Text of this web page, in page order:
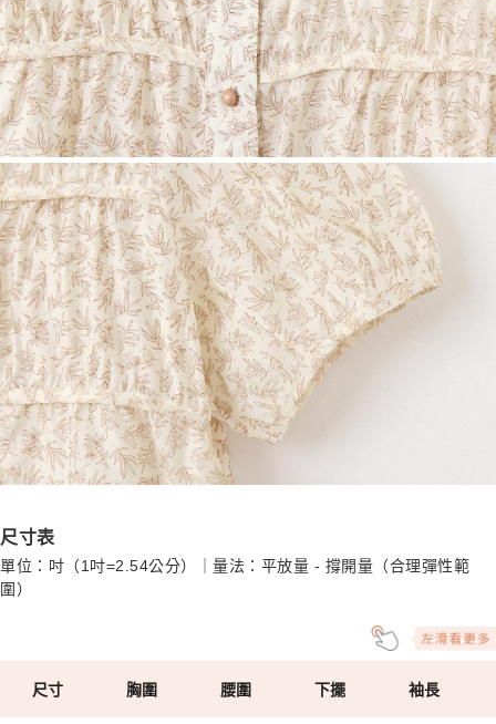
尺寸表
單位：吋（1吋=2.54公分）｜量法：平放量 - 撐開量（合理彈性範
圍）
尺寸 胸圍 腰圍 下擺 袖長